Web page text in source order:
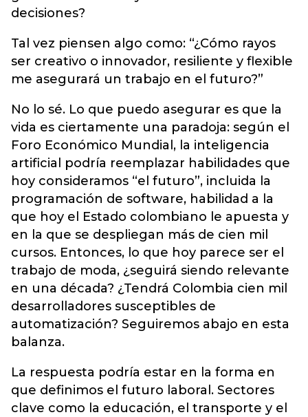
decisiones?
Tal vez piensen algo como: “¿Cómo rayos
ser creativo o innovador, resiliente y flexible
me asegurará un trabajo en el futuro?”
No lo sé. Lo que puedo asegurar es que la
vida es ciertamente una paradoja: según el
Foro Económico Mundial, la inteligencia
artificial podría reemplazar habilidades que
hoy consideramos “el futuro”, incluida la
programación de software, habilidad a la
que hoy el Estado colombiano le apuesta y
en la que se despliegan más de cien mil
cursos. Entonces, lo que hoy parece ser el
trabajo de moda, ¿seguirá siendo relevante
en una década? ¿Tendrá Colombia cien mil
desarrolladores susceptibles de
automatización? Seguiremos abajo en esta
balanza.
La respuesta podría estar en la forma en
que definimos el futuro laboral. Sectores
clave como la educación, el transporte y el